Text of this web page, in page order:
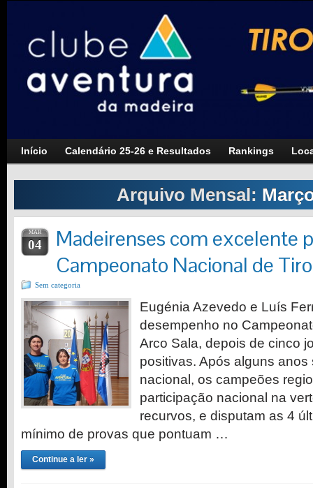
Início Calendário 25-26 e Resultados Rankings
Arquivo Mensal:
MAR
04
Madeirenses com excelente
Campeonato Nacional de
Sem categoria
Eugénia Azevedo e Luís
desempenho no
Arco Sala, depois de cinco
positivas. Após alguns
nacional, os campeões
participação nacional na
recurvos, e disputam as 4
mínimo de provas que pontuam …
Continue a ler »